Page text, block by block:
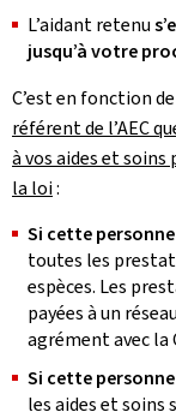
L’aidant retenu
jusqu’à votre
C’est en fonction
référent de l’AEC
à vos aides et
la loi:
Si cette
toutes les
espèces. Les
payées à un
agrément avec la
Si cette
les aides et soins